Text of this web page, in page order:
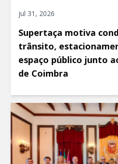
jul 31, 2026
Supertaça motiva
trânsito,
espaço público junto
de Coimbra